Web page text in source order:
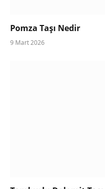
Pomza Taşı Nedir
9 Mart 2026